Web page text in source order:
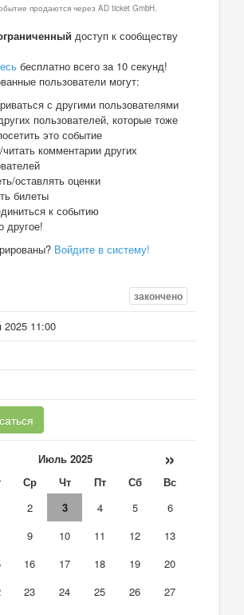
продаются через AD ticket GmbH.
доступ к сообществу
бесплатно всего за 10 секунд!
пользователи могут:
с другими пользователями
пользователей, которые тоже
это событие
читать комментарии других
оставлять оценки
билеты
к событию
другое!
Войдите в систему!
закончено
11:00
Июль 2025 »
Ср Чт Пт Сб
Вс
2 3 4 5
6
9 10 11 12
13
16 17 18 19
20
23 24 25 26
27